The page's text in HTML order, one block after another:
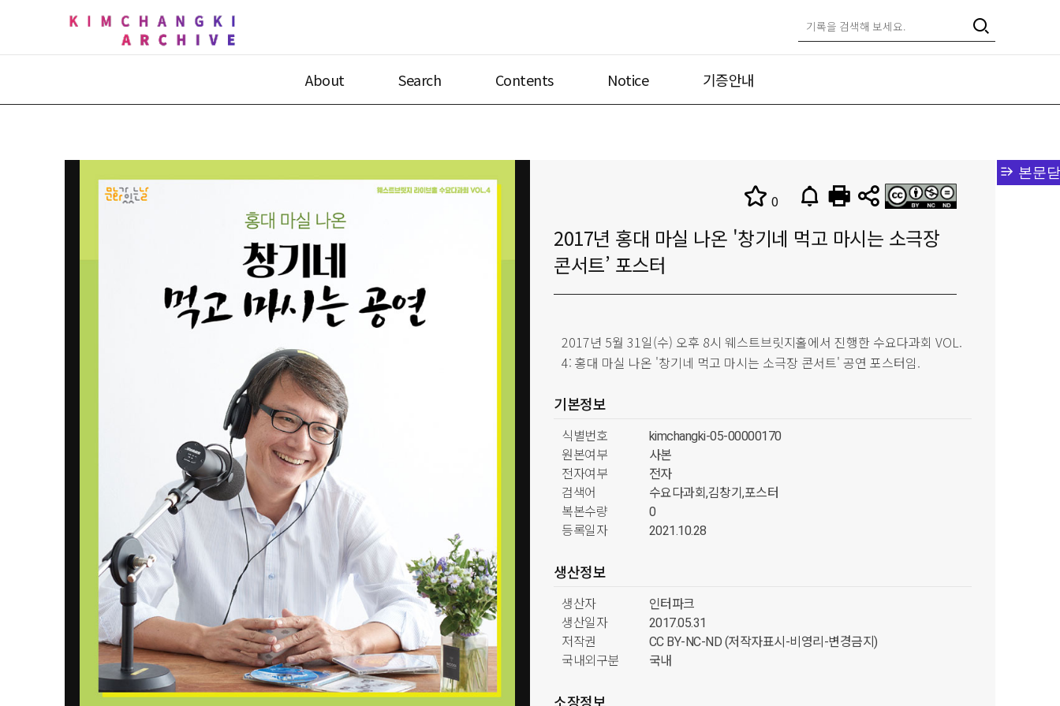
About Search Contents Notice 기증안내
본문
0
2017년 홍대 마실 나온 '창기네 먹고 마시는 소극장
콘서트’ 포스터
2017년 5월 31일(수) 오후 8시 웨스트브릿지홀에서 진행한 수요다과회 VOL.
4: 홍대 마실 나온 '창기네 먹고 마시는 소극장 콘서트' 공연 포스터임.
기본정보
식별번호
kimchangki-05-00000170
원본여부
사본
전자여부
전자
검색어
수요다과회,김창기,포스터
복본수량
0
등록일자
2021.10.28
생산정보
생산자
인터파크
생산일자
2017.05.31
저작권
CC BY-NC-ND (저작자표시-비영리-변경금지)
국내외구분
국내
소장정보